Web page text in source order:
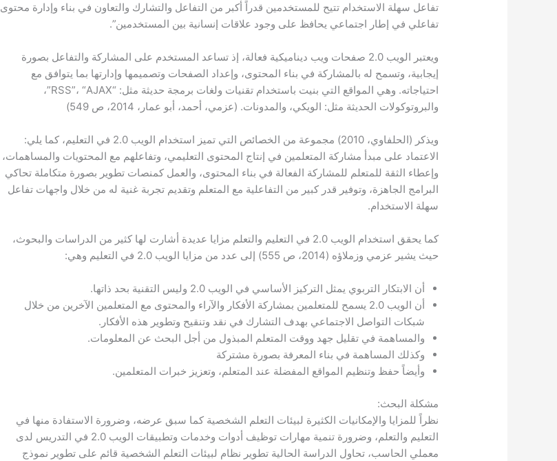
تفاعل سهلة الاستخدام تتيح للمستخدمين قدراً أكبر من التفاعل والتشارك والتعاون في بناء وإدارة محتوى
تفاعلي في إطار اجتماعي يحافظ على وجود علاقات إنسانية بين المستخدمين”.
ويعتبر الويب 2.0 صفحات ويب ديناميكية فعالة، إذ تساعد المستخدم على المشاركة والتفاعل بصورة
إيجابية، وتسمح له بالمشاركة في بناء المحتوى، وإعداد الصفحات وتصميمها وإدارتها بما يتوافق مع
احتياجاته. وهي المواقع التي بنيت باستخدام تقنيات ولغات برمجة حديثة مثل: “RSS”، “AJAX”،
والبروتوكولات الحديثة مثل: الويكي، والمدونات. (عزمي، أحمد، أبو عمار، 2014، ص 549)
ويذكر (الحلفاوي، 2010) مجموعة من الخصائص التي تميز استخدام الويب 2.0 في التعليم، كما يلي:
الاعتماد على مبدأ مشاركة المتعلمين في إنتاج المحتوى التعليمي، وتفاعلهم مع المحتويات والمساهمات،
وإعطاء الثقة للمتعلم للمشاركة الفعالة في بناء المحتوى، والعمل كمنصات تطوير بصورة متكاملة تحاكي
البرامج الجاهزة، وتوفير قدر كبير من التفاعلية مع المتعلم وتقديم تجربة غنية له من خلال واجهات تفاعل
سهلة الاستخدام.
كما يحقق استخدام الويب 2.0 في التعليم والتعلم مزايا عديدة أشارت لها كثير من الدراسات والبحوث،
حيث يشير عزمي وزملاؤه (2014، ص 555) إلى عدد من مزايا الويب 2.0 في التعليم وهي:
أن الابتكار التربوي يمثل التركيز الأساسي في الويب 2.0 وليس التقنية بحد ذاتها.
أن الويب 2.0 يسمح للمتعلمين بمشاركة الأفكار والآراء والمحتوى مع المتعلمين الآخرين من خلال
شبكات التواصل الاجتماعي بهدف التشارك في نقد وتنقيح وتطوير هذه الأفكار.
والمساهمة في تقليل جهد ووقت المتعلم المبذول من أجل البحث عن المعلومات.
وكذلك المساهمة في بناء المعرفة بصورة مشتركة
وأيضاً حفظ وتنظيم المواقع المفضلة عند المتعلم، وتعزيز خبرات المتعلمين.
مشكلة البحث:
نظراً للمزايا والإمكانيات الكثيرة لبيئات التعلم الشخصية كما سبق عرضه، وضرورة الاستفادة منها في
التعليم والتعلم، وضرورة تنمية مهارات توظيف أدوات وخدمات وتطبيقات الويب 2.0 في التدريس لدى
معملي الحاسب، تحاول الدراسة الحالية تطوير نظام لبيئات التعلم الشخصية قائم على تطوير نموذج